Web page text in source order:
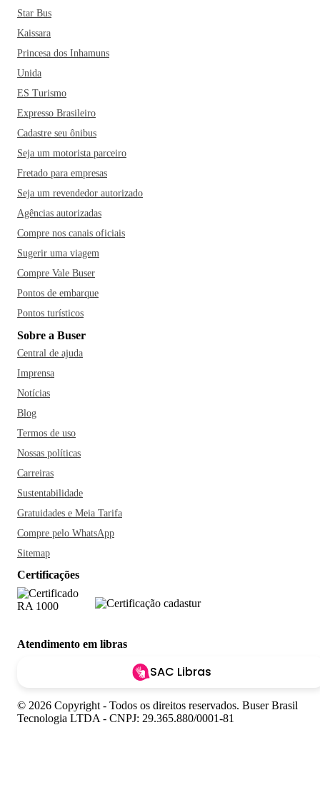
Star Bus
Kaissara
Princesa dos Inhamuns
Unida
ES Turismo
Expresso Brasileiro
Cadastre seu ônibus
Seja um motorista parceiro
Fretado para empresas
Seja um revendedor autorizado
Agências autorizadas
Compre nos canais oficiais
Sugerir uma viagem
Compre Vale Buser
Pontos de embarque
Pontos turísticos
Sobre a Buser
Central de ajuda
Imprensa
Notícias
Blog
Termos de uso
Nossas políticas
Carreiras
Sustentabilidade
Gratuidades e Meia Tarifa
Compre pelo WhatsApp
Sitemap
Certificações
Atendimento em libras
SAC Libras
© 2026 Copyright - Todos os direitos reservados. Buser Brasil
Tecnologia LTDA - CNPJ: 29.365.880/0001-81